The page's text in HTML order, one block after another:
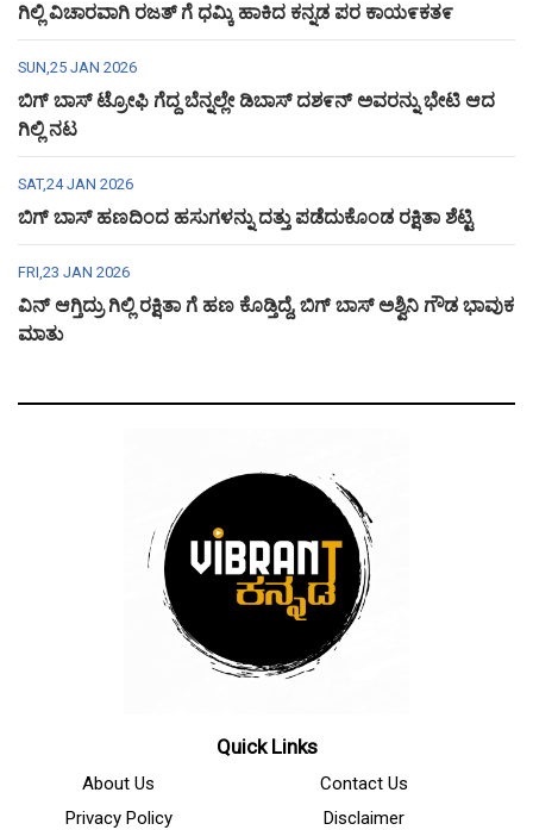
ಗಿಲ್ಲಿ ವಿಚಾರವಾಗಿ ರಜತ್ ಗೆ ಧಮ್ಕಿ ಹಾಕಿದ ಕನ್ನಡ ಪರ ಕಾಯ೯ಕತ೯
SUN,25 JAN 2026
ಬಿಗ್ ಬಾಸ್ ಟ್ರೋಫಿ ಗೆದ್ದ ಬೆನ್ನಲ್ಲೇ ಡಿಬಾಸ್ ದಶ೯ನ್ ಅವರನ್ನು ಭೇಟಿ ಆದ
ಗಿಲ್ಲಿ ನಟ
SAT,24 JAN 2026
ಬಿಗ್ ಬಾಸ್ ಹಣದಿಂದ ಹಸುಗಳನ್ನು ದತ್ತು ಪಡೆದುಕೊಂಡ ರಕ್ಷಿತಾ ಶೆಟ್ಟಿ
FRI,23 JAN 2026
ವಿನ್ ಆಗ್ತಿದ್ರು ಗಿಲ್ಲಿ ರಕ್ಷಿತಾ ಗೆ ಹಣ ಕೊಡ್ತಿದ್ದೆ, ಬಿಗ್ ಬಾಸ್ ಅಶ್ವಿನಿ ಗೌಡ ಭಾವುಕ
ಮಾತು
Quick Links
About Us
Contact Us
Privacy Policy
Disclaimer